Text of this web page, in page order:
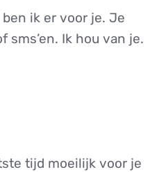
ik er voor je. Je
sms’en. Ik hou van je.
tijd moeilijk voor je